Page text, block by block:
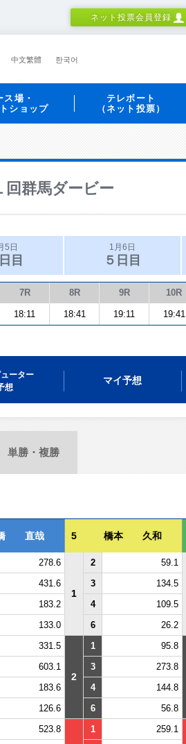
ネット投票会員登録
中文繁體 한국어
ス場・
ショップ
テレボート
（ネット投票）
群馬ダービー
5日
目
1月6日
５日目
7R 8R 9R 10R
18:11 18:41 19:11 19:41
ーター
想
マイ予想
単勝・複勝
直哉 5 橋本 久和
278.6
1
2 59.1
431.6 3 134.5
183.2 4 109.5
133.0 6 26.2
331.5
2
1 95.8
603.1 3 273.8
183.6 4 144.8
126.6 6 56.8
523.8 1 259.1